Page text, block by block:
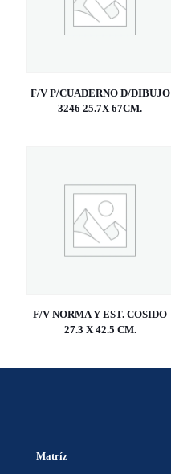
F/V P/CUADERNO D/DIBUJO
3246 25.7X 67CM.
F/V NORMA Y EST. COSIDO
27.3 X 42.5 CM.
Matríz